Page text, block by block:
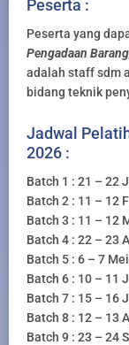
Peserta :
Peserta yang
Pengadaan
adalah staff sdm
bidang teknik
Jadwal
2026 :
Batch 1 : 21 – 22
Batch 2 : 11 – 12
Batch 3 : 11 – 12
Batch 4 : 22 – 23
Batch 5 : 6 – 7
Batch 6 : 10 – 11
Batch 7 : 15 – 16
Batch 8 : 12 – 13
Batch 9 : 23 – 24